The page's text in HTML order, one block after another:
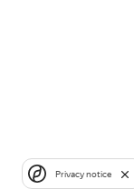
Privacy notice